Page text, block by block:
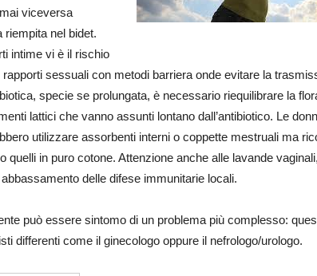
viceversa
riempita nel bidet.
intime vi è il rischio
sessuali con metodi barriera onde evitare la
specie se prolungata, è necessario riequilibrare la
lattici che vanno assunti lontano dall’antibiotico. Le
utilizzare assorbenti interni o coppette mestruali ma
quelli in puro cotone. Attenzione anche alle lavande
delle difese immunitarie locali.
può essere sintomo di un problema più complesso:
differenti come il ginecologo oppure il nefrologo/urologo.